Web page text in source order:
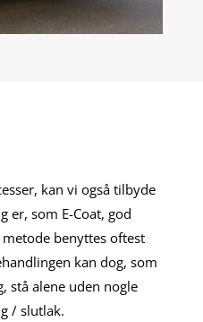
kan vi også tilbyde
er, som E-Coat, god
benyttes oftest
kan dog, som
stå alene uden nogle
/ slutlak.